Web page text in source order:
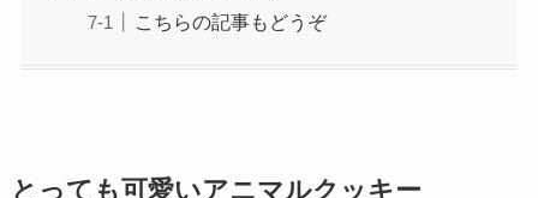
こちらの記事もどうぞ
とっても可愛いアニマルクッキー